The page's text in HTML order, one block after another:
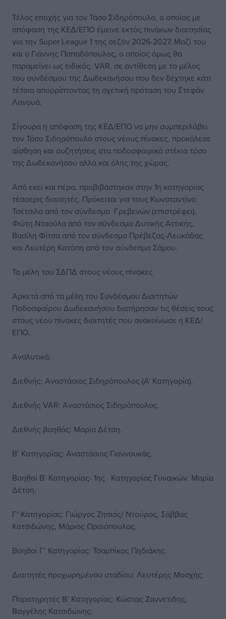
Τέλος εποχής για τον Τάσο Σιδηρόπουλο, ο οποίος με
απόφαση της ΚΕΔ/ΕΠΟ έμεινε εκτός πινάκων διαιτησίας
για την Super League 1 της σεζόν 2026-2027. Μαζί του
και ο Γιάννης Παπαδόπουλος, ο οποίος όμως θα
παραμείνει ως ειδικός VAR, σε αντίθεση με το μέλος
του συνδέσμου της Δωδεκανήσου που δεν δέχτηκε κάτι
τέτοιο απορρίπτοντας τη σχετική πρόταση του Στεφάν
Λανουά.
Σίγουρα η απόφαση της ΚΕΔ/ΕΠΟ να μην συμπεριλάβει
τον Τάσο Σιδηρόπουλο στους νέους πίνακες, προκάλεσε
αίσθηση και συζητήσεις στα ποδοσφαιρικά στέκια τόσο
της Δωδεκανήσου αλλά και όλης της χώρας.
Από εκεί και πέρα, προβιβάστηκαν στην 1η κατηγορίας
τέσσερις διαιτητές. Πρόκειται για τους Κωνσταντίνο
Τσέτσιλα από τον σύνδεσμο Γρεβενών (επιστρέφει),
Φώτη Νταούλα από τον σύνδεσμο Δυτικής Αττικής,
Βασίλη Φίτσα από τον σύνδεσμο Πρέβεζας-Λευκάδας
και Λευτέρη Κατόπη από τον σύνδεσμο Σάμου.
Τα μέλη του ΣΔΠΔ στους νέους πίνακες
Αρκετά από τα μέλη του Συνδέσμου Διαιτητών
Ποδοσφαίρου Δωδεκανήσου διατήρησαν τις θέσεις τους
στους νέου πίνακες διαιτητές που ανακοίνωσε η ΚΕΔ/
ΕΠΟ.
Αναλυτικά:
Διεθνής: Αναστάσιος Σιδηρόπουλος (Α’ Κατηγορία).
Διεθνής VAR: Αναστάσιος Σιδηρόπουλος.
Διεθνής βοηθός: Μαρία Δέτση.
Β’ Κατηγορίας: Αναστάσιος Γιαννουκάς.
Βοηθοί Β’ Κατηγορίας- 1ης Κατηγορίας Γυναικών: Μαρία
Δέτση.
Γ’ Κατηγορίας: Γιώργος Ζησιός/ Ντούρος, Σάββας
Κατσιδώνης, Μάριος Ωραιόπουλος.
Βοηθοί Γ’ Κατηγορίας: Τσαμπίκος Πηδιάκης.
Διαιτητές προχωρημένου σταδίου: Λευτέρης Μοσχής.
Παρατηρητές Β’ Κατηγορίας: Κώστας Ζαννετιδης,
Βαγγέλης Κατσιδώνης.